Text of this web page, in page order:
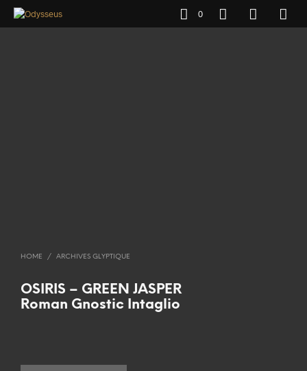
0
HOME / ARCHIVES GLYPTIQUE
OSIRIS – GREEN JASPER
Roman Gnostic Intaglio